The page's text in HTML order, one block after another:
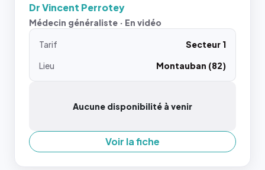
Dr Vincent Perrotey
Médecin généraliste · En vidéo
Tarif
Secteur 1
Lieu
Montauban (82)
Aucune disponibilité à venir
Voir la fiche